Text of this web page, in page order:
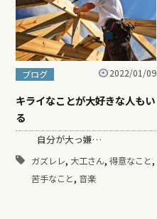
ブログ 2022/01/09
キライなことが大好きな人もい
る
自分が大っ嫌…
ガズレレ, 大工さん, 得意なこと,
苦手なこと, 音楽